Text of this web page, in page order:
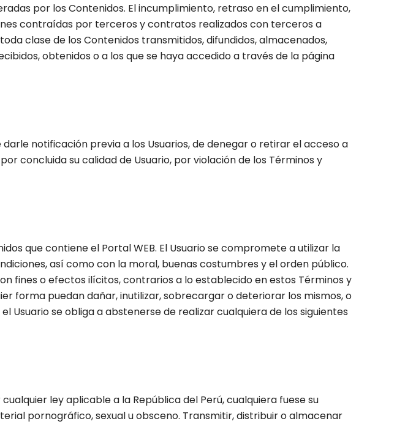
por los Contenidos. El incumplimiento, retraso en el cumplimiento,
contraídas por terceros y contratos realizados con terceros a
clase de los Contenidos transmitidos, difundidos, almacenados,
obtenidos o a los que se haya accedido a través de la página
notificación previa a los Usuarios, de denegar o retirar el acceso a
concluida su calidad de Usuario, por violación de los Términos y
que contiene el Portal WEB. El Usuario se compromete a utilizar la
así como con la moral, buenas costumbres y el orden público.
fines o efectos ilícitos, contrarios a lo establecido en estos Términos y
forma puedan dañar, inutilizar, sobrecargar o deteriorar los mismos, o
Usuario se obliga a abstenerse de realizar cualquiera de los siguientes
ley aplicable a la República del Perú, cualquiera fuese su
pornográfico, sexual u obsceno. Transmitir, distribuir o almacenar